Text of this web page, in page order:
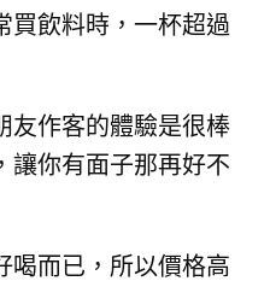
買飲料時，一杯超過
友作客的體驗是很棒
讓你有面子那再好不
而已， 所以價格高